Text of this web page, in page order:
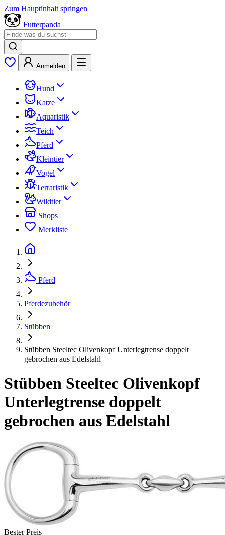
Zum Hauptinhalt springen
Futterpanda
Anmelden
Hund
Katze
Aquaristik
Teich
Pferd
Kleintier
Vogel
Terraristik
Wildtier
Shops
Merkliste
Pferd
Pferdezubehör
Stübben
Stübben Steeltec Olivenkopf Unterlegtrense doppelt
gebrochen aus Edelstahl
Stübben Steeltec Olivenkopf
Unterlegtrense doppelt
gebrochen aus Edelstahl
Bester Preis